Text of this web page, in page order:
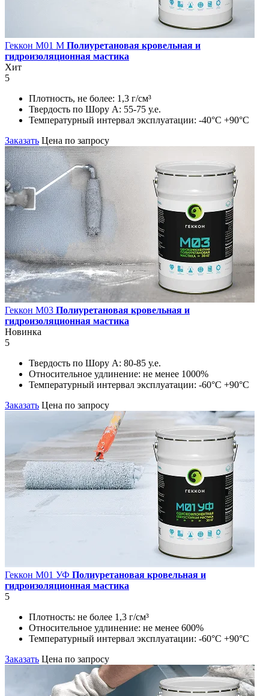
Геккон М01 М Полиуретановая кровельная и
гидроизоляционная мастика
Хит
5
Плотность, не более: 1,3 г/см³
Твердость по Шору А: 55-75 у.е.
Температурный интервал эксплуатации: -40°С +90°С
Заказать Цена по запросу
Геккон М03 Полиуретановая кровельная и
гидроизоляционная мастика
Новинка
5
Твердость по Шору А: 80-85 у.е.
Относительное удлинение: не менее 1000%
Температурный интервал эксплуатации: -60°С +90°С
Заказать Цена по запросу
Геккон М01 УФ Полиуретановая кровельная и
гидроизоляционная мастика
5
Плотность: не более 1,3 г/см³
Относительное удлинение: не менее 600%
Температурный интервал эксплуатации: -60°С +90°С
Заказать Цена по запросу